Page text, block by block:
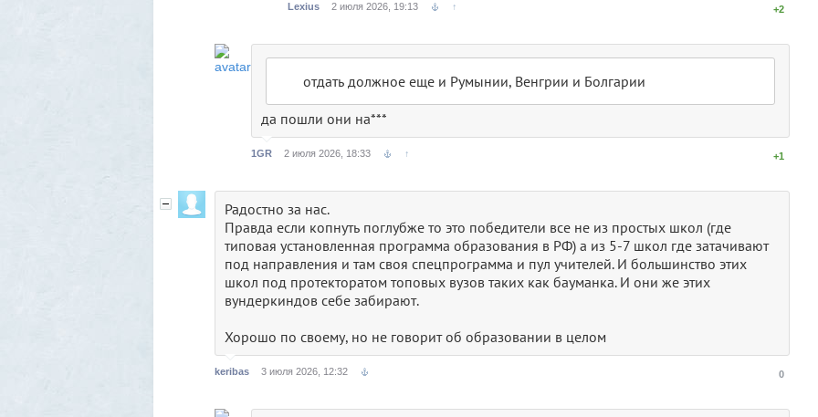
Lexius 2 июля 2026, 19:13 +2
↑
отдать должное еще и Румынии, Венгрии и Болгарии
да пошли они на***
1GR 2 июля 2026, 18:33 +1
↑
Радостно за нас.
Правда если копнуть поглубже то это победители все не из простых школ (где
типовая установленная программа образования в РФ) а из 5-7 школ где затачивают
под направления и там своя спецпрограмма и пул учителей. И большинство этих
школ под протекторатом топовых вузов таких как бауманка. И они же этих
вундеркиндов себе забирают.
Хорошо по своему, но не говорит об образовании в целом
keribas 3 июля 2026, 12:32 0